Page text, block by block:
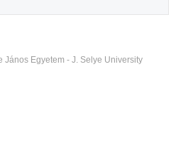
János Egyetem - J. Selye University